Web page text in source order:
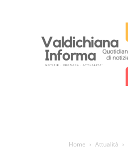
Home Attualità